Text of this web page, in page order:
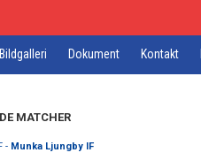
Bildgalleri Dokument Kontakt
MATCHER
- Munka Ljungby IF